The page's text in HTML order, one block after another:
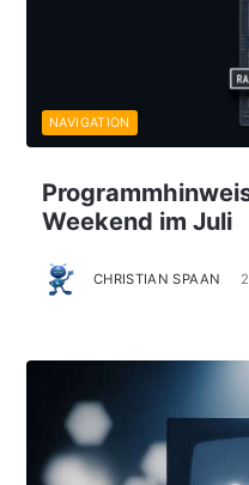
Weekend im Juli
CHRISTIAN SPAAN
NAVIGATION